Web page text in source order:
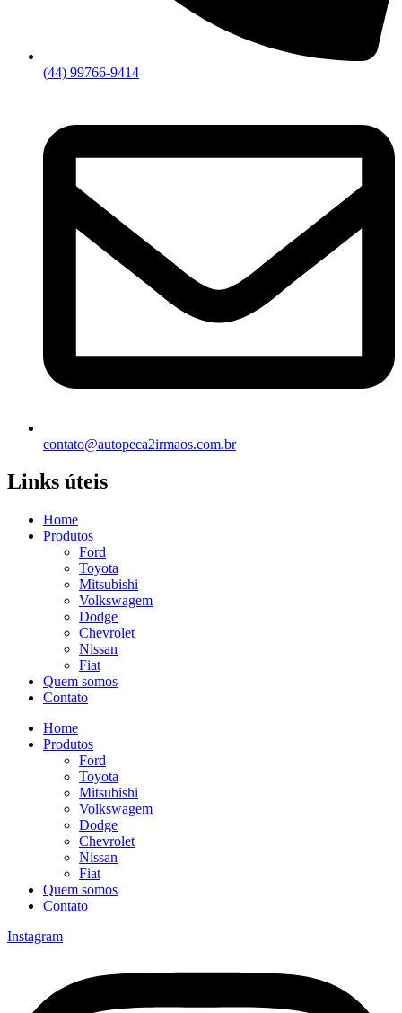
(44) 99766-9414
contato@autopeca2irmaos.com.br
Links úteis
Home
Produtos
Ford
Toyota
Mitsubishi
Volkswagem
Dodge
Chevrolet
Nissan
Fiat
Quem somos
Contato
Home
Produtos
Ford
Toyota
Mitsubishi
Volkswagem
Dodge
Chevrolet
Nissan
Fiat
Quem somos
Contato
Instagram